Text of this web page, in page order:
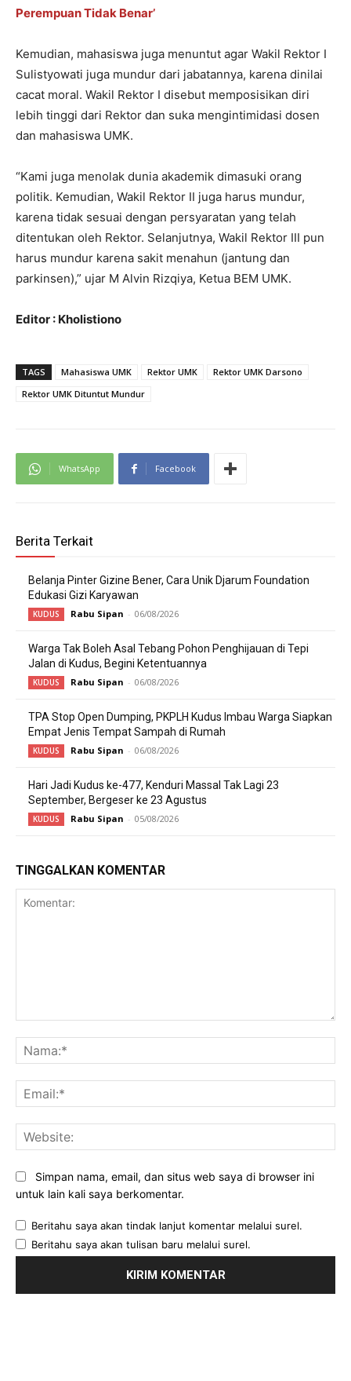
Perempuan Tidak Benar’
Kemudian, mahasiswa juga menuntut agar Wakil Rektor I
Sulistyowati juga mundur dari jabatannya, karena dinilai
cacat moral. Wakil Rektor I disebut memposisikan diri
lebih tinggi dari Rektor dan suka mengintimidasi dosen
dan mahasiswa UMK.
“Kami juga menolak dunia akademik dimasuki orang
politik. Kemudian, Wakil Rektor II juga harus mundur,
karena tidak sesuai dengan persyaratan yang telah
ditentukan oleh Rektor. Selanjutnya, Wakil Rektor III pun
harus mundur karena sakit menahun (jantung dan
parkinsen),” ujar M Alvin Rizqiya, Ketua BEM UMK.
Editor : Kholistiono
TAGS Mahasiswa UMK Rektor UMK
Rektor UMK Darsono
Rektor UMK Dituntut Mundur
WhatsApp Facebook
Berita Terkait
Belanja Pinter Gizine Bener, Cara Unik Djarum Foundation
Edukasi Gizi Karyawan
KUDUS Rabu Sipan - 06/08/2026
Warga Tak Boleh Asal Tebang Pohon Penghijauan di Tepi
Jalan di Kudus, Begini Ketentuannya
KUDUS Rabu Sipan - 06/08/2026
TPA Stop Open Dumping, PKPLH Kudus Imbau Warga Siapkan
Empat Jenis Tempat Sampah di Rumah
KUDUS Rabu Sipan - 06/08/2026
Hari Jadi Kudus ke-477, Kenduri Massal Tak Lagi 23
September, Bergeser ke 23 Agustus
KUDUS Rabu Sipan - 05/08/2026
TINGGALKAN KOMENTAR
Simpan nama, email, dan situs web saya di browser ini
untuk lain kali saya berkomentar.
Beritahu saya akan tindak lanjut komentar melalui surel.
Beritahu saya akan tulisan baru melalui surel.